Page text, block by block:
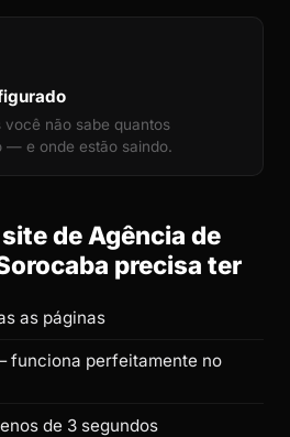
você não sabe quantos
— e onde estão saindo.
de Agência de
precisa ter
as páginas
funciona perfeitamente no
de 3 segundos